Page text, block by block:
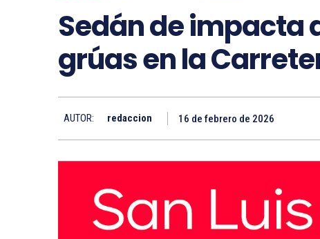
Sedán de impacta
grúas en la
AUTOR: redaccion 16 de febrero de 2026